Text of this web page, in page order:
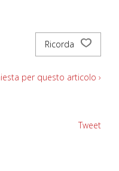
Ricorda
per questo articolo ›
Tweet